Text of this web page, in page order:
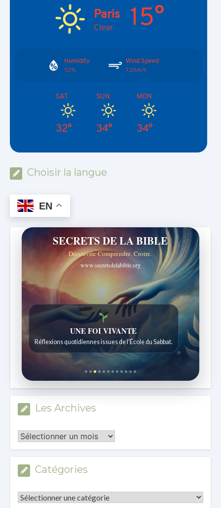
Paris
Clear 15°
Humidity
52%
Wind Speed
7.2Km/h
SAT
32°
SUN
34°
MON
34°
Choisir la langue
EN
SECRETS DE LA BIBLE
Découvrir. Comprendre. Croire.
www.secretsdelabible.org
Histoires bibliques étonnantes
Histoires pour les enfants de 7 à 12 ans.
Les Archives
Les
Archives
Catégories
Catégories